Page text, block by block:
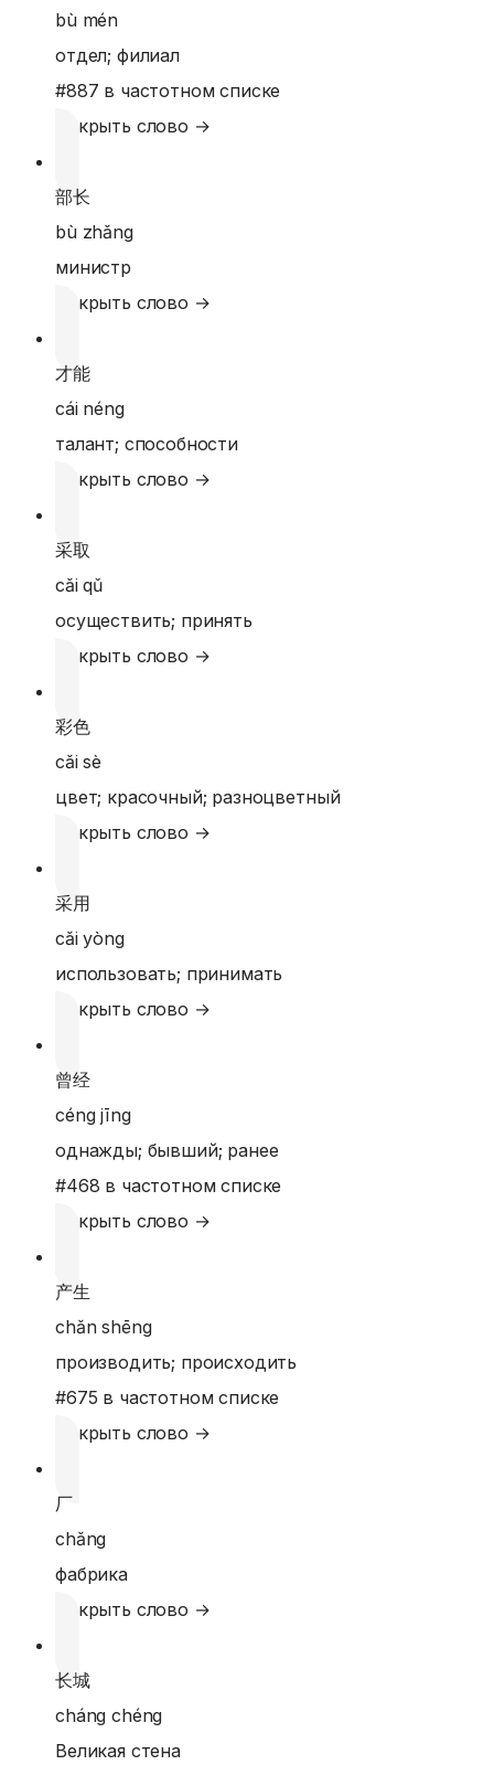
bù mén
отдел; филиал
#887 в частотном списке
Открыть слово →
部长
bù zhǎng
министр
Открыть слово →
才能
cái néng
талант; способности
Открыть слово →
采取
cǎi qǔ
осуществить; принять
Открыть слово →
彩色
cǎi sè
цвет; красочный; разноцветный
Открыть слово →
采用
cǎi yòng
использовать; принимать
Открыть слово →
曾经
céng jīng
однажды; бывший; ранее
#468 в частотном списке
Открыть слово →
产生
chǎn shēng
производить; происходить
#675 в частотном списке
Открыть слово →
厂
chǎng
фабрика
Открыть слово →
长城
cháng chéng
Великая стена